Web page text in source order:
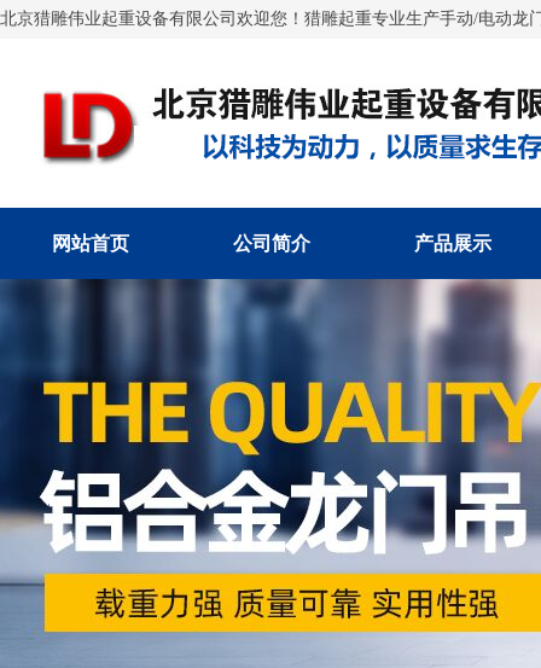
北京猎雕伟业起重设备有限公司欢迎您！猎雕起重专业生产手动/电动
网站首页 公司简介 产品展示